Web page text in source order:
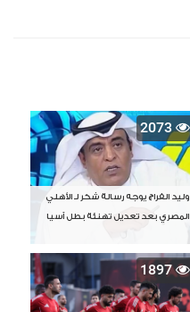
2073
وليد الفراج يوجه رسالة شكر لـ الأهلي
المصري بعد تعديل تهنئة بطل آسيا
1897